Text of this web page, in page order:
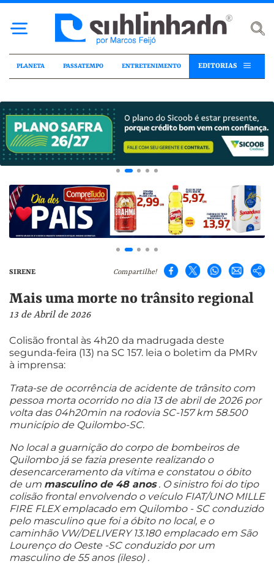
PLANETA PASSATEMPO ENTRETENIMENTO EDITORIAS
SIRENE Compartilhe!
Mais uma morte no trânsito regional
13 de Abril de 2026
Colisão frontal às 4h20 da madrugada deste
segunda-feira (13) na SC 157. leia o boletim da PMRv
à imprensa:
Trata-se de ocorrência de acidente de trânsito com
pessoa morta ocorrido no dia 13 de abril de 2026 por
volta das 04h20min na rodovia SC-157 km 58.500
município de Quilombo-SC.
No local a guarnição do corpo de bombeiros de
Quilombo já se fazia presente realizando o
desencarceramento da vítima e constatou o óbito
de um masculino de 48 anos. O sinistro foi do tipo
colisão frontal envolvendo o veículo FIAT/UNO MILLE
FIRE FLEX emplacado em Quilombo - SC conduzido
pelo masculino que foi a óbito no local, e o
caminhão VW/DELIVERY 13.180 emplacado em São
Lourenço do Oeste -SC conduzido por um
masculino de 55 anos (ileso) .